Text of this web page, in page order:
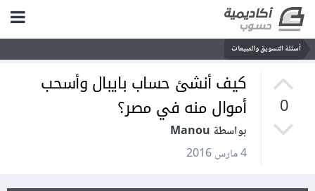
أسئلة التسويق والمبيعات
0
كيف أنشئ حساب بايبال وأسحب
أموال منه في مصر؟
بواسطة Manou
4 مارس 2016